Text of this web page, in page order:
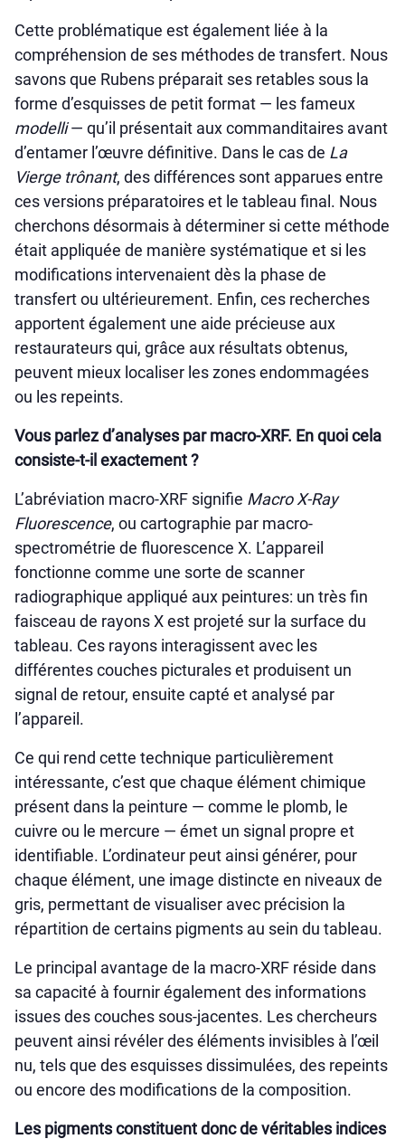
Cette problématique est également liée à la
compréhension de ses méthodes de transfert. Nous
savons que Rubens préparait ses retables sous la
forme d’esquisses de petit format — les fameux
modelli— qu’il présentait aux commanditaires avant
d’entamer l’œuvre définitive. Dans le cas de La
Vierge trônant, des différences sont apparues entre
ces versions préparatoires et le tableau final. Nous
cherchons désormais à déterminer si cette méthode
était appliquée de manière systématique et si les
modifications intervenaient dès la phase de
transfert ou ultérieurement. Enfin, ces recherches
apportent également une aide précieuse aux
restaurateurs qui, grâce aux résultats obtenus,
peuvent mieux localiser les zones endommagées
ou les repeints.
Vous parlez d’analyses par macro-XRF. En quoi cela
consiste-t-il exactement ?
L’abréviation macro-XRF signifie Macro X-Ray
Fluorescence, ou cartographie par macro-
spectrométrie de fluorescence X. L’appareil
fonctionne comme une sorte de scanner
radiographique appliqué aux peintures: un très fin
faisceau de rayons X est projeté sur la surface du
tableau. Ces rayons interagissent avec les
différentes couches picturales et produisent un
signal de retour, ensuite capté et analysé par
l’appareil.
Ce qui rend cette technique particulièrement
intéressante, c’est que chaque élément chimique
présent dans la peinture — comme le plomb, le
cuivre ou le mercure — émet un signal propre et
identifiable. L’ordinateur peut ainsi générer, pour
chaque élément, une image distincte en niveaux de
gris, permettant de visualiser avec précision la
répartition de certains pigments au sein du tableau.
Le principal avantage de la macro-XRF réside dans
sa capacité à fournir également des informations
issues des couches sous-jacentes. Les chercheurs
peuvent ainsi révéler des éléments invisibles à l’œil
nu, tels que des esquisses dissimulées, des repeints
ou encore des modifications de la composition.
Les pigments constituent donc de véritables indices